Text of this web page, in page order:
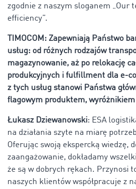
zgodnie z naszym sloganem „Our
efficiency”.
TIMOCOM: Zapewniają Państwo
usług: od różnych rodzajów
magazynowanie, aż po relokację
produkcyjnych i fulfillment dla e-
z tych usług stanowi Państwa
flagowym produktem,
Łukasz Dziewanowski: ESA
na działania szyte na miarę
Oferując swoją ekspercką wiedzę,
zaangażowanie, dokładamy
że są w dobrych rękach. Przynosi
naszych klientów współpracuje z